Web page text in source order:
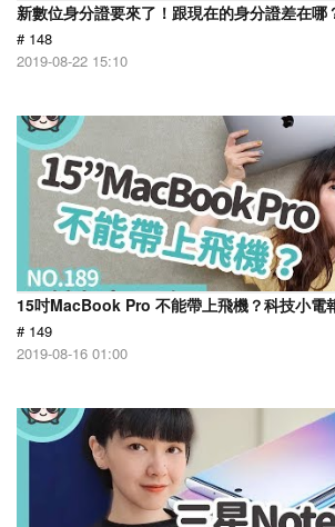
新數位身分證要來了！跟現在的身分證差在哪
# 148
2019-08-22 15:10
15吋MacBook Pro 不能帶上飛機？科技小電
# 149
2019-08-16 01:00